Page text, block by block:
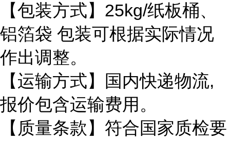
【包装方式】 25kg/纸板桶、
铝箔袋 包装可根据实际情况
作出调整。
【运输方式】国内快递物流,
报价包含运输费用。
【质量条款】符合国家质检要